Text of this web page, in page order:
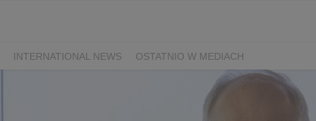
INTERNATIONAL NEWS OSTATNIO W MEDIACH